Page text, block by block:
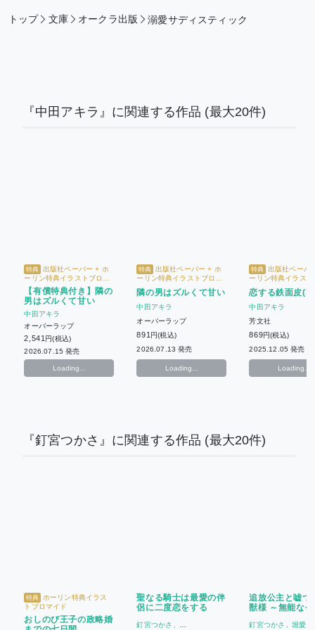
トップ 文庫 オークラ出版 溺愛サディスティック
『中田アキラ』に関連する作品 (最大20件)
特典 出版社ペーパー + ホ
ーリン特典イラストブロマ
イド + 【有償特典】描き下
ろしアクリルスタンド
【有償特典付き】隣の
男はズルくて甘い
中田アキラ
オーバーラップ
2,541 円(税込)
2026.07.15 発売
Loading...
特典 出版社ペーパー + ホ
ーリン特典イラストブロマ
隣の男はズルくて甘い
中田アキラ
オーバーラップ
891 円(税込)
2026.07.13 発売
Loading...
特典 出版社ペーパ
ーリン特典イラスト
恋する鉄面皮(7)
中田アキラ
芳文社
869円(税込)
2025.12.05 発売
Loading...
『釘宮つかさ』に関連する作品 (最大20件)
特典 ホーリン特典イラス
トブロマイド
おしのび王子の政略婚
聖なる騎士は最愛の伴
侶に二度恋をする
釘宮つかさ
追放公主と嘘つ
獣様 ～無能な
の異能で無双す
釘宮つかさ 堀愛里